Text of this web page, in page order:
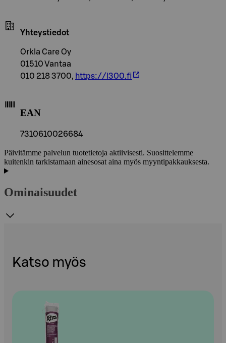
Yhteystiedot
Orkla Care Oy
01510 Vantaa
010 218 3700, https://l300.fi
EAN
7310610026684
Päivitämme palvelun tuotetietoja aktiivisesti. Suosittelemme
kuitenkin tarkistamaan ainesosat aina myös myyntipakkauksesta.
Ominaisuudet
Katso myös